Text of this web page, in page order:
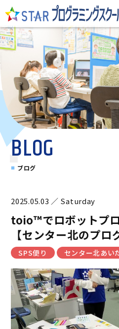
BLOG
ブログ
2025.05.03 ／ Saturday
toio™でロボットプ
【センター北のプロ
SPS便り センター北あい